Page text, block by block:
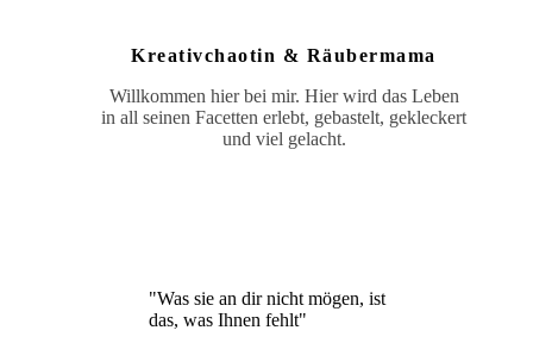
Kreativchaotin & Räubermama
Willkommen hier bei mir. Hier wird das Leben
in all seinen Facetten erlebt, gebastelt, gekleckert
und viel gelacht.
"Was sie an dir nicht mögen, ist
das, was Ihnen fehlt"